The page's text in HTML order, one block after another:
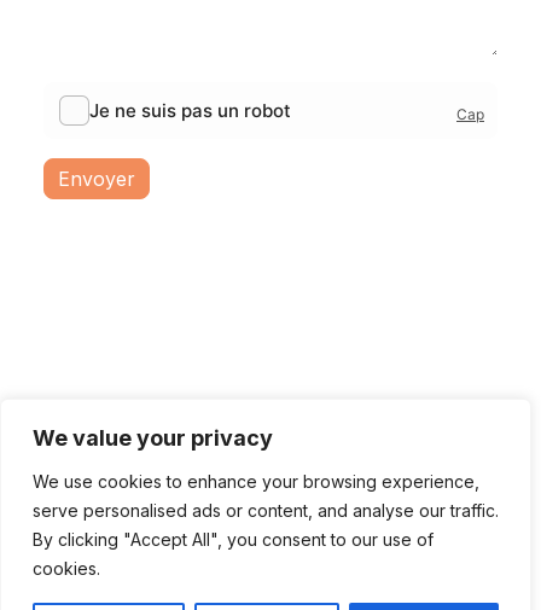
We value your privacy
We use cookies to enhance your browsing experience,
serve personalised ads or content, and analyse our traffic.
By clicking "Accept All", you consent to our use of
cookies.
Envoyer
Mentions légales